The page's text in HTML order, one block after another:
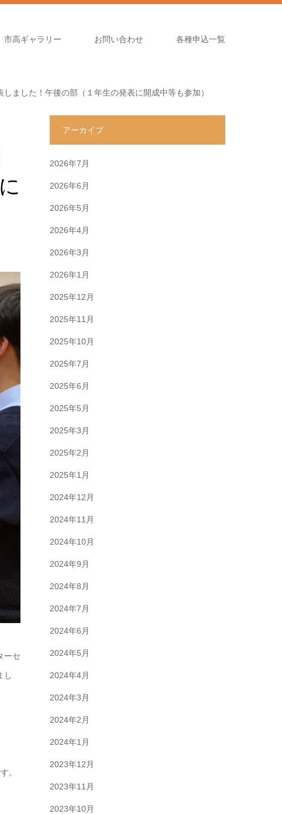
市高ギャラリー お問い合わせ 各種申込一覧
ました！午後の部（１年生の発表に開成中等も参加）
ーセ
し
。
アーカイブ
2026年7月
2026年6月
2026年5月
2026年4月
2026年3月
2026年1月
2025年12月
2025年11月
2025年10月
2025年7月
2025年6月
2025年5月
2025年3月
2025年2月
2025年1月
2024年12月
2024年11月
2024年10月
2024年9月
2024年8月
2024年7月
2024年6月
2024年5月
2024年4月
2024年3月
2024年2月
2024年1月
2023年12月
2023年11月
2023年10月